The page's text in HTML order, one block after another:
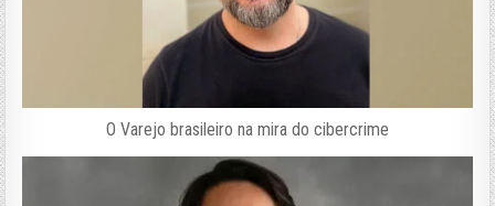
O Varejo brasileiro na mira do cibercrime